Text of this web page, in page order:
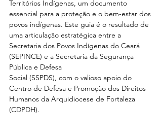
Territórios Indígenas, um documento
essencial para a proteção e o bem-estar dos
povos indígenas. Este guia é o resultado de
uma articulação estratégica entre a
Secretaria dos Povos Indígenas do Ceará
(SEPINCE) e a Secretaria da Segurança
Pública e Defesa
Social (SSPDS), com o valioso apoio do
Centro de Defesa e Promoção dos Direitos
Humanos da Arquidiocese de Fortaleza
(CDPDH).